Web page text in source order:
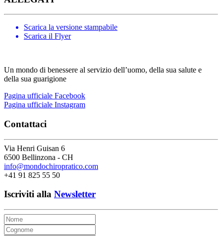
Scarica la versione stampabile
Scarica il Flyer
Un mondo di benessere al servizio dell’uomo, della sua salute e
della sua guarigione
Pagina ufficiale Facebook
Pagina ufficiale Instagram
Contattaci
Via Henri Guisan 6
6500 Bellinzona - CH
info@mondochiropratico.com
+41 91 825 55 50
Iscriviti alla Newsletter